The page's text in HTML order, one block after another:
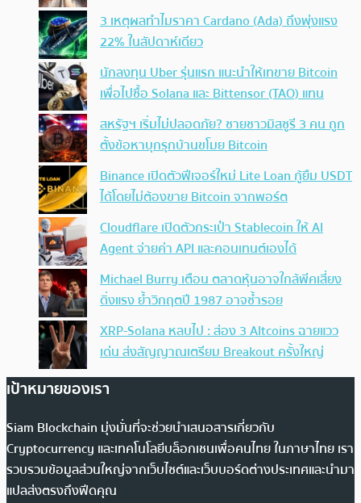
3 เหตุผลทำไมราคา Cardano (Ada) ถึงพุ่งแรง
22% ในสัปดาห์เดียว
นักลงทุน Uber รุ่นแรก แนะนำให้เทขาย Bitcoin
เพื่อไปซื้อ Solana และ Bittensor (TAO) แทน
สหรัฐฯ เริ่มไม่ปลอดภัย? ชายชาวมิสซูรี 3 คน ถูก
ตั้งข้อหาบุกรุกบ้านขโมย Bitcoin
Binance เปิดตัวฟีเจอร์ใหม่ Lite Loan กู้ยืม USDT
ได้โดยไม่ต้องขาย Bitcoin จากพอร์ต
Cloudflare เปิดตัวกระเป๋า Stablecoin ให้ AI
Agent จ่ายค่า API และคอนเทนต์เองได้
Michael Burry เตือน ตลาดหุ้นอาจใกล้พีคเสี่ยง
ดิ่งแรง ย้ำวิกฤตปี 1987 อาจซ้ำรอย
XRP-Solana หลบไป : ส่อง 3 Altcoins ฉายแวว
เด่น ส่งสัญญาณเตรียม Breakout ครั้งใหญ่
เป้าหมายของเรา
Siam Blockchain มุ่งมั่นที่จะช่วยนำเสนอสารเกี่ยวกับ
Cryptocurrency และเทคโนโลยีบล็อกเชนเพื่อคนไทย ในภาษาไทย เรา
รวบรวมข้อมูลส่วนใหญ่จากเว็บไซต์และเว็บบอร์ดต่างประเทศและนำมา
แปลส่งตรงถึงฟีดคุณ